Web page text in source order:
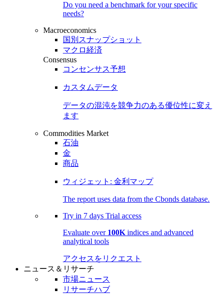
Do you need a benchmark for your specific
needs?
Macroeconomics
国別スナップショット
マクロ経済
Consensus
コンセンサス予想
カスタムデータ
データの混沌を競争力のある優位性に変え
ます
Commodities Market
石油
金
商品
ウィジェット: 金利マップ
The report uses data from the Cbonds database.
Try in 7 days Trial access
Evaluate over 100K indices and advanced
analytical tools
アクセスをリクエスト
ニュース＆リサーチ
市場ニュース
リサーチハブ